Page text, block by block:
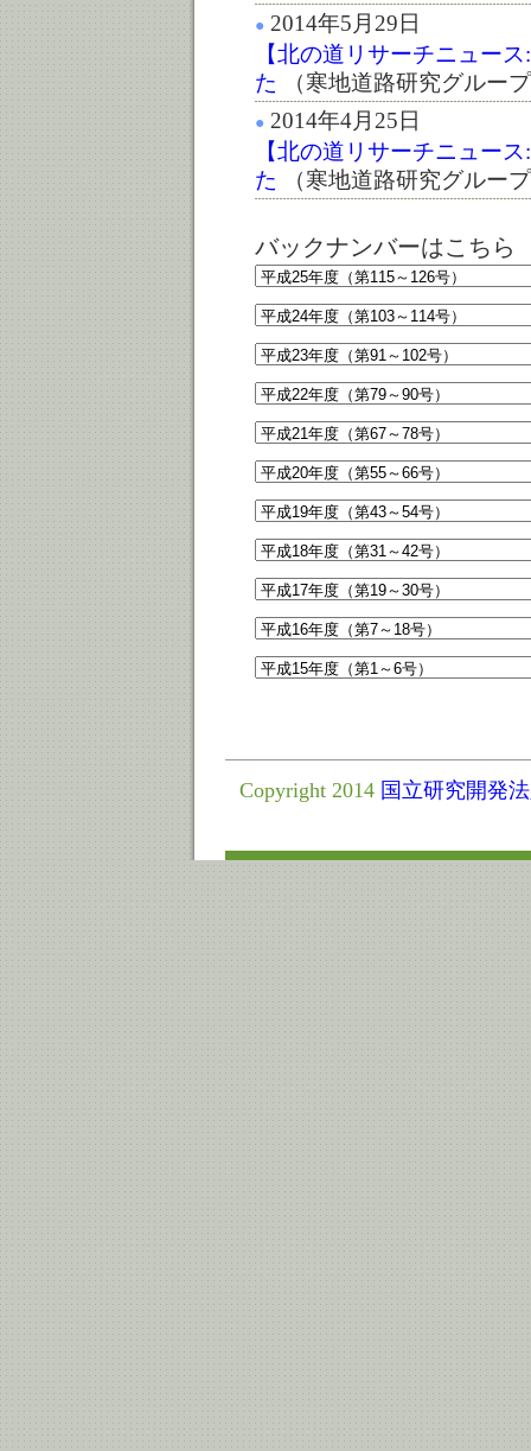
● 2014年5月29日
【北の道リサーチニュー
た （寒地道路研究グルー
● 2014年4月25日
【北の道リサーチニュー
た （寒地道路研究グルー
バックナンバーはこちら
Copyright 2014 国立研究開発